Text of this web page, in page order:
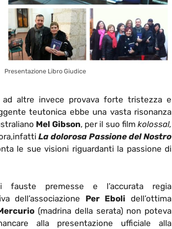
Presentazione Libro Giudice
altre invece provava forte tristezza e
teutonica ebbe una vasta risonanza
Mel Gibson, per il suo film kolossal,
La dolorosa Passione del Nostro
le sue visioni riguardanti la passione di
fauste premesse e l’accurata regia
dell’associazione Per Eboli dell’ottima
(madrina della serata) non poteva
alla presentazione ufficiale alla